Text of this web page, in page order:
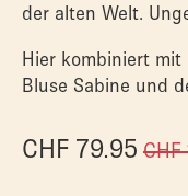
der alten Welt.
Hier kombiniert mit
Bluse Sabine und
CHF
CHF 79.95